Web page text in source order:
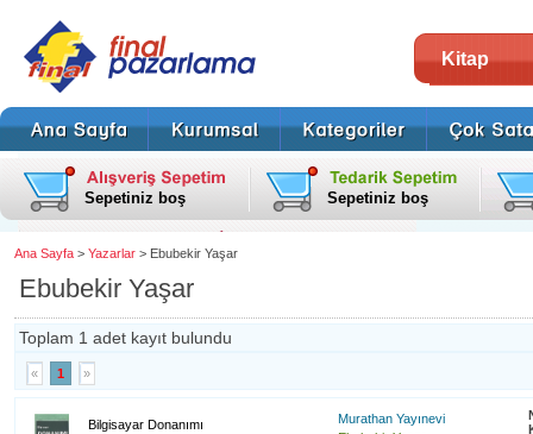
Kitap
Sepetiniz boş Sepetiniz boş
Ana Sayfa > Yazarlar > Ebubekir Yaşar
Ebubekir Yaşar
Toplam 1 adet kayıt bulundu
« 1 »
Bilgisayar Donanımı
Murathan Yayınevi